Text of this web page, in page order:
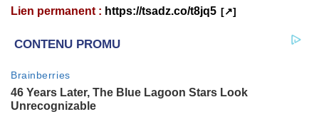
Lien permanent : https://tsadz.co/t8jq5